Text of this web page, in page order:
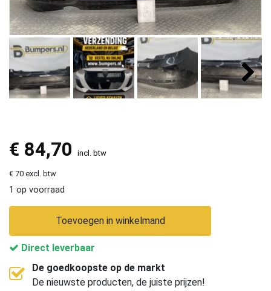
€ 84,70 incl. btw
€ 70 excl. btw
1 op voorraad
Toevoegen in winkelmand
Direct leverbaar
De goedkoopste op de markt
De nieuwste producten, de juiste prijzen!